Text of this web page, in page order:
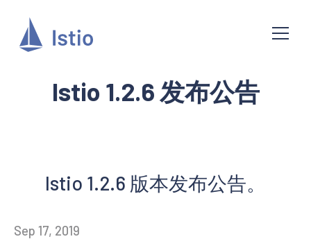
Istio 1.2.6 发布公告
Istio 1.2.6 版本发布公告。
Sep 17, 2019